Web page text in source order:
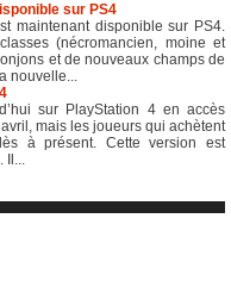
sur PS4
maintenant disponible sur PS4.
(nécromancien, moine et
et de nouveaux champs de
nouvelle...
sur PlayStation 4 en accès
mais les joueurs qui achètent
à présent. Cette version est
Il...